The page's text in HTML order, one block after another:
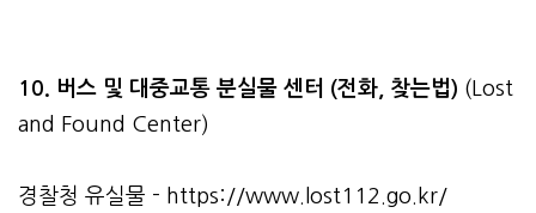
10. 버스 및 대중교통 분실물 센터 (전화, 찾는법) (Lost
and Found Center)
경찰청 유실물 - https://www.lost112.go.kr/